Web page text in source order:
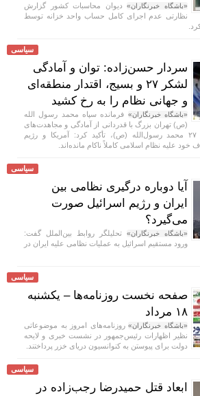
«باشگاه خبرنگاران»دیوان محاسبات کشور گزارش
نظارتی عدم اجرای کامل حساب واحد خزانه توسط
سیاسی
سردار حسن‌زاده: توان و آمادگی
لشکر ۲۷ و بسیج، اقتدار منطقه‌ای
و جهانی نظام را به رخ کشید
«باشگاه خبرنگاران» فرمانده سپاه محمد رسول الله
(ص) تهران بزرگ با قدردانی از آمادگی و مجاهدت‌های
رزمندگان و بسیجیان لشکر ۲۷ محمد رسول‌الله (ص)، تأکید کرد: آمریکا و رژیم
علیه نظام اسلامی کاملاً ناکام مانده‌اند.
سیاسی
آیا دوباره درگیری نظامی بین
ایران و رژیم اسرائیل صورت
می‌گیرد؟
«باشگاه خبرنگاران» تحلیلگر روابط بین‌الملل گفت:
ورود مستقیم اسرائیل به عملیات نظامی علیه ایران در
سیاسی
صفحه نخست روزنامه‌ها – یکشنبه
۱۸ مرداد
«باشگاه خبرنگاران»روزنامه‌های امروز به موضوعاتی
نظیر اظهارات رئیس‌جمهور در نشست خبری و لایحه
دولت برای پیوستن به کنوانسیون دریای خزر پرداختند.
سیاسی
ابعاد قتل حمیدرضا رجب‌زاده در